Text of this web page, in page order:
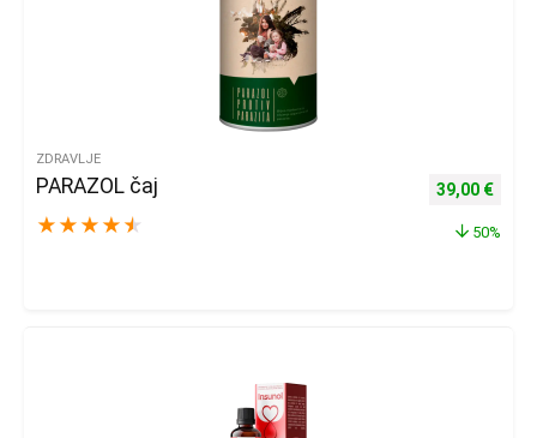
ZDRAVLJE
PARAZOL čaj
★ ★ ★ ★ ★
Izvorna
39,00 €
50%